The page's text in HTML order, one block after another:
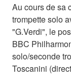
Au cours de sa
trompette solo
"G.Verdi", le
BBC
solo/seconde
Toscanini